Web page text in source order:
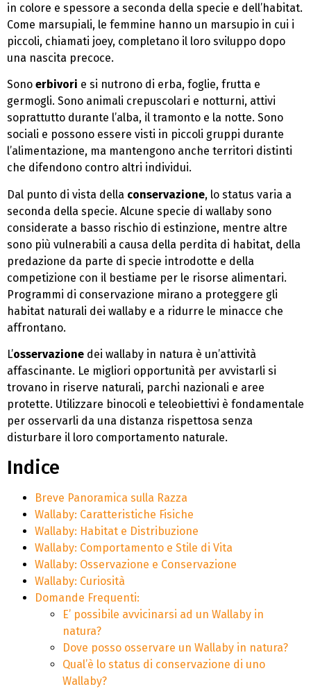
in colore e spessore a seconda della specie e dell’habitat.
Come marsupiali, le femmine hanno un marsupio in cui i
piccoli, chiamati joey, completano il loro sviluppo dopo
una nascita precoce.
Sono erbivori e si nutrono di erba, foglie, frutta e
germogli. Sono animali crepuscolari e notturni, attivi
soprattutto durante l’alba, il tramonto e la notte. Sono
sociali e possono essere visti in piccoli gruppi durante
l’alimentazione, ma mantengono anche territori distinti
che difendono contro altri individui.
Dal punto di vista della conservazione, lo status varia a
seconda della specie. Alcune specie di wallaby sono
considerate a basso rischio di estinzione, mentre altre
sono più vulnerabili a causa della perdita di habitat, della
predazione da parte di specie introdotte e della
competizione con il bestiame per le risorse alimentari.
Programmi di conservazione mirano a proteggere gli
habitat naturali dei wallaby e a ridurre le minacce che
affrontano.
L’osservazione dei wallaby in natura è un’attività
affascinante. Le migliori opportunità per avvistarli si
trovano in riserve naturali, parchi nazionali e aree
protette. Utilizzare binocoli e teleobiettivi è fondamentale
per osservarli da una distanza rispettosa senza
disturbare il loro comportamento naturale.
Indice
Breve Panoramica sulla Razza
Wallaby: Caratteristiche Fisiche
Wallaby: Habitat e Distribuzione
Wallaby: Comportamento e Stile di Vita
Wallaby: Osservazione e Conservazione
Wallaby: Curiosità
Domande Frequenti:
E’ possibile avvicinarsi ad un Wallaby in
natura?
Dove posso osservare un Wallaby in natura?
Qual’è lo status di conservazione di uno
Wallaby?